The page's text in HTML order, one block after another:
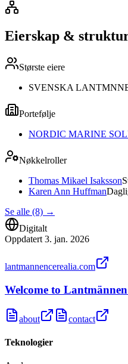
Eierskap &
Største eiere
SVENSKA
Portefølje
NORDIC MARINE
Nøkkelroller
Thomas Mikael Isaksson
Karen Ann Huffman
Se alle (8) →
Digitalt
Oppdatert 3. jan. 2026
lantmannencerealia.com
Welcome to
about contact
Teknologier